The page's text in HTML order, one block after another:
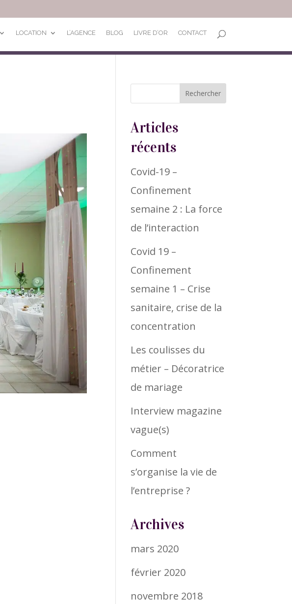
LOCATION L’AGENCE BLOG LIVRE D’OR CONTACT
Articles
récents
Covid-19 –
Confinement
semaine 2 : La force
de l’interaction
Covid 19 –
Confinement
semaine 1 – Crise
sanitaire, crise de la
concentration
Les coulisses du
métier – Décoratrice
de mariage
Interview magazine
vague(s)
Comment
s’organise la vie de
l’entreprise ?
Archives
mars 2020
février 2020
novembre 2018